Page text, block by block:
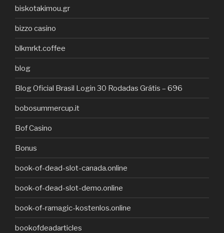
biskotakimou.gr
bizzo casino
blkmrkt.coffee
blog
Blog Oficial Brasil Login 30 Rodadas Grátis – 696
bobosummercup.it
Bof Casino
Bonus
book-of-dead-slot-canada.online
book-of-dead-slot-demo.online
book-of-ramagic-kostenlos.online
bookofdeadarticles